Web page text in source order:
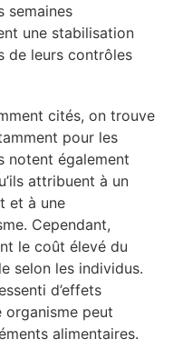
semaines
une stabilisation
de leurs contrôles
cités, on trouve
pour les
notent également
attribuent à un
et à une
Cependant,
le coût élevé du
selon les individus.
d’effets
organisme peut
alimentaires.